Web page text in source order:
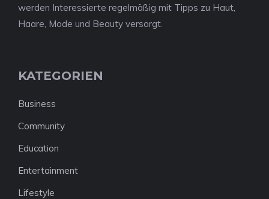
werden Interessierte regelmäßig mit Tipps zu Haut,
Haare, Mode und Beauty versorgt.
KATEGORIEN
Business
Community
Education
Entertainment
Lifestyle